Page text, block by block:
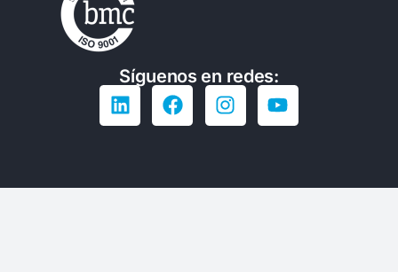
Síguenos en redes: